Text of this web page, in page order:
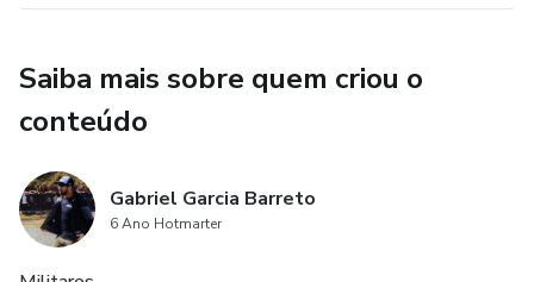
Saiba mais sobre quem criou o
conteúdo
Gabriel Garcia Barreto
6 Ano Hotmarter